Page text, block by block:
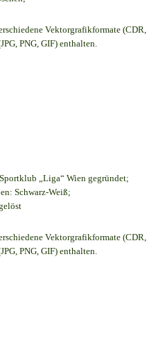
Vektorgrafikformate (CDR,
PNG, GIF) enthalten.
„Liga“ Wien gegründet;
Schwarz-Weiß;
Vektorgrafikformate (CDR,
PNG, GIF) enthalten.